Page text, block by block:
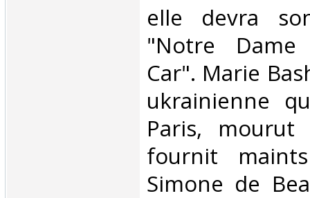
elle devra
"Notre
Car". Marie
ukrainienne
Paris,
fournit
Simone de